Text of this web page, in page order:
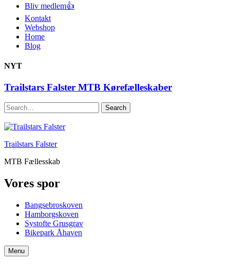
Bliv medlem👍
Kontakt
Webshop
Home
Blog
NYT
Trailstars Falster MTB Kørefælleskaber
Search
Trailstars Falster
MTB Fællesskab
Vores spor
Bangsebroskoven
Hamborgskoven
Systofte Grusgrav
Bikepark Åhaven
Menu